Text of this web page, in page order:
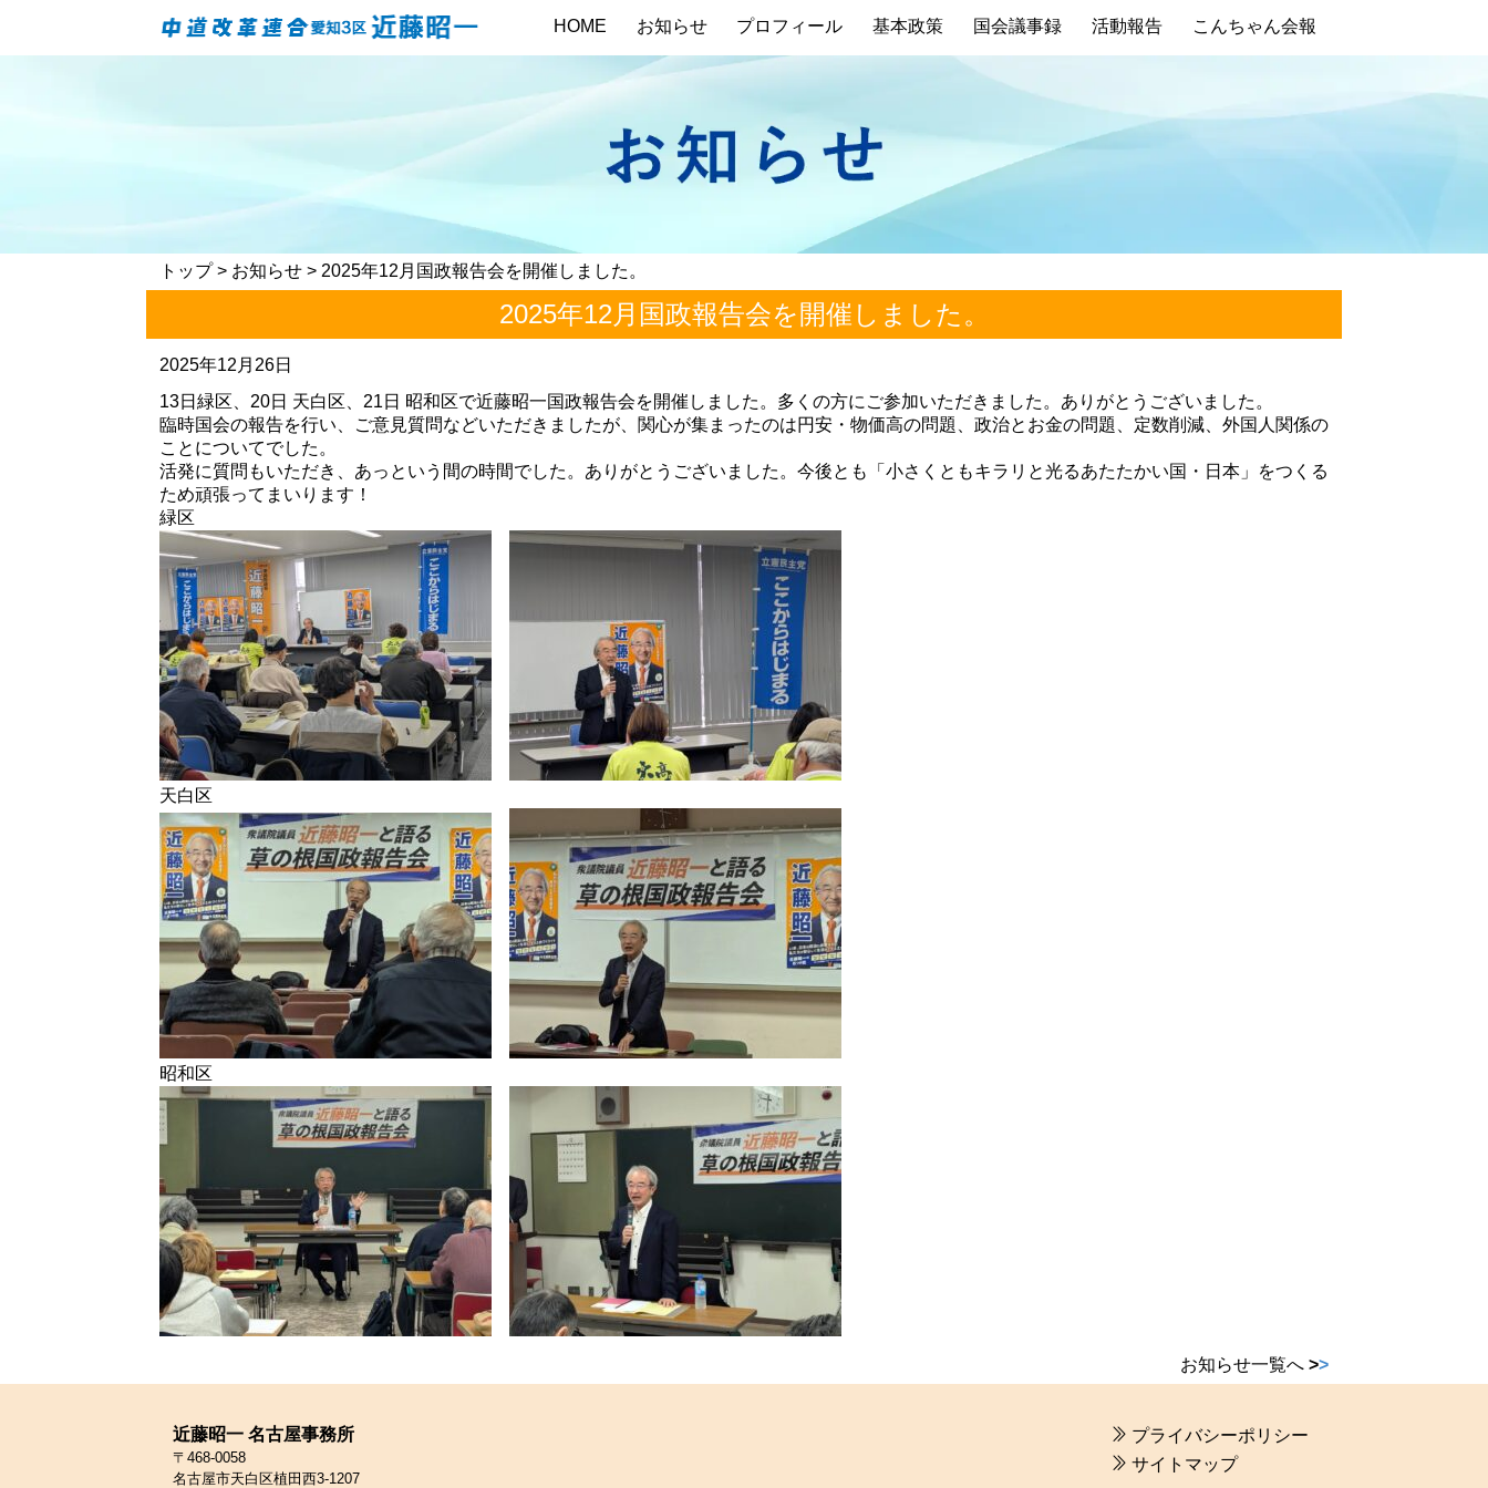
HOME お知らせ プロフィール 基本政策 国会議事録 活動報告 こんちゃん会報
トップ> お知らせ > 2025年12月国政報告会を開催しました。
2025年12月国政報告会を開催しました。
2025年12月26日
13日緑区、20日 天白区、21日 昭和区で近藤昭一国政報告会を開催しました。多くの方にご参加いただきました。ありがとうございました。
臨時国会の報告を行い、ご意見質問などいただきましたが、関心が集まったのは円安・物価高の問題、政治とお金の問題、定数削減、外国人関係の
ことについてでした。
活発に質問もいただき、あっという間の時間でした。ありがとうございました。今後とも「小さくともキラリと光るあたたかい国・日本」をつくる
ため頑張ってまいります！
緑区
天白区
昭和区
お知らせ一覧へ >>
近藤昭一 名古屋事務所
〒468-0058
名古屋市天白区植田西3-1207
プライバシーポリシー
サイトマップ